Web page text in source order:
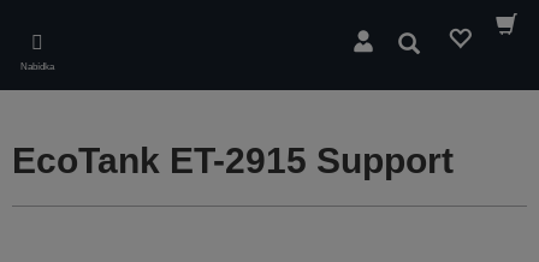
main
content
Nabídka
Hledat
EcoTank ET-2915 Support